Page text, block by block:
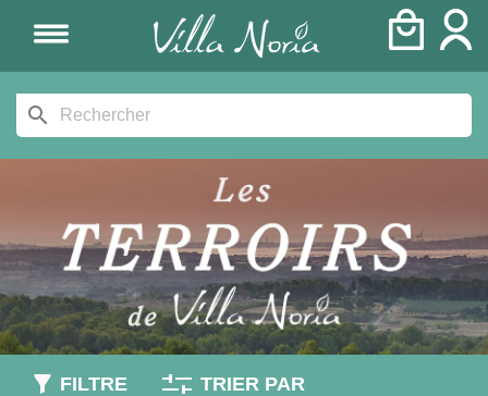
search
FILTRE TRIER PAR